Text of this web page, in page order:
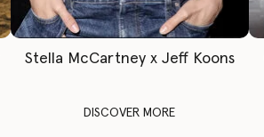
Stella McCartney x Jeff Koons
DISCOVER MORE